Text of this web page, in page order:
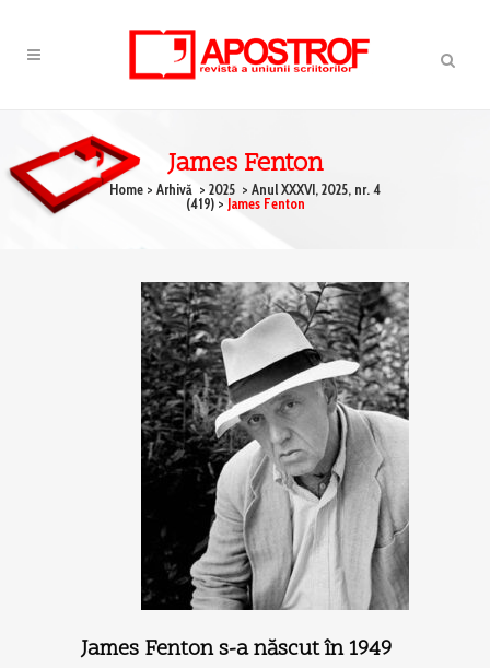
James Fenton
Home > Arhivă > 2025 > Anul XXXVI, 2025, nr. 4
(419)> James Fenton
James Fenton s-a născut în 1949